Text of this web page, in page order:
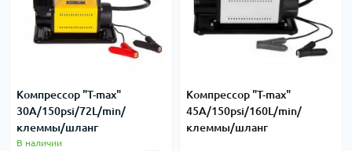
Компрессор "T-max"
30A/150psi/72L/min/
клеммы/шланг
В наличии
Компрессор "T-max"
45A/150psi/160L/min/
клеммы/шланг